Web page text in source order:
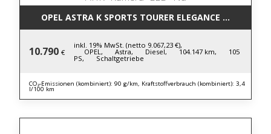
OPEL ASTRA K SPORTS TOURER ELEGANCE
10.790 €
inkl. 19% MwSt. (netto 9.067,23 €),
OPEL, Astra, Diesel, 104.147 km, 105
PS, Schaltgetriebe
CO₂-Emissionen (kombiniert): 90 g/km, Kraftstoffverbrauch (kombiniert): 3,4
l/100 km